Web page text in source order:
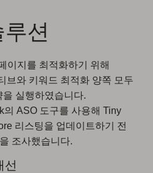
션
이지를 최적화하기 위해
브와 키워드 최적화 양쪽 모두
실행하였습니다.
ASO 도구를 사용해 Tiny
리스팅을 업데이트하기 전
조사했습니다.
선